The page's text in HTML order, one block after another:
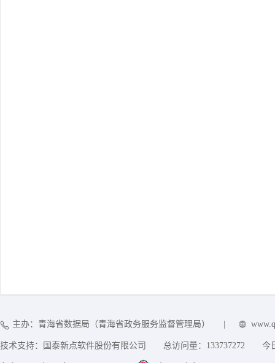
主办：青海省数据局（青海省政务服务监督管理局）
技术支持：国泰新点软件股份有限公司 总访问量： 133737272 今